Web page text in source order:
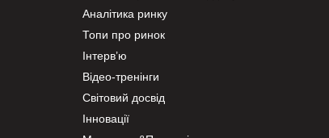
Аналітика ринку
Топи про ринок
Інтерв’ю
Відео-тренінги
Світовий досвід
Інновації